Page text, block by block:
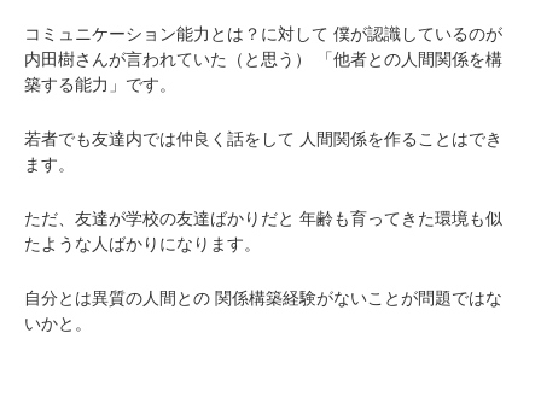
コミュニケーション能力とは？に対して 僕が認識しているのが
内田樹さんが言われていた（と思う）
「他者との人間関係を構
築する能力」です。
若者でも友達内では仲良く話をして 人間関係を作ることはでき
ます。
ただ、友達が学校の友達ばかりだと 年齢も育ってきた環境も似
たような人ばかりになります。
自分とは異質の人間との 関係構築経験がないことが問題ではな
いかと。